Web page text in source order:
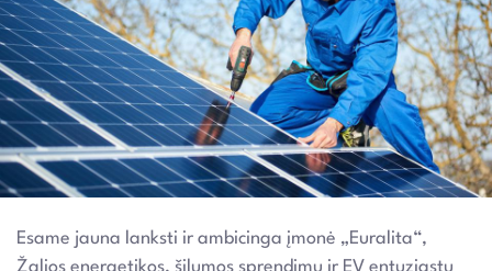
Esame jauna lanksti ir ambicinga įmonė „Euralita“,
Žalios energetikos, šilumos sprendimų ir EV entuziastų